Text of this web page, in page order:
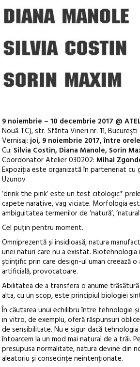
9 noiembrie – 10 decembrie 2017 @
Nouă TC), str. Sfânta Vineri nr. 11, Bucureşti
Vernisaj:joi, 9 noiembrie 2017, între
Cu: Silvia Costin, Diana Manole, Sorin
Coordonator Atelier 030202:Mihai
Expoziția este organizată în parteneriat cu
Uzunov
‘drink the pink’ este un test citologic*
capete narative, vag viciate. Morfologia
ambiguitatea termenilor de ‘natură’,
Cel puțin pentru moment.
Omniprezentă și insidioasă, natura
unei naturi care nu a existat. Biotehnologia
științific prin care design-ul uman creează
artificială, provocatoare.
Abilitatea de a transfera o anume
alta, cu un scop, este principiul biologiei
În căutarea unui echilibru între tehnologie
in vitro, de exemplu, oferă răspunsuri
de sensibilitate. Nu e sigur dacă
întoarcem la un mod mai natural de a trăi.
presupusa normalitate, natura devine din
aleatoriu și consecințe neintenționate.